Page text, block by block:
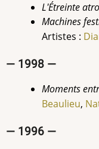
L'Étreinte
Machines
Artistes :
— 1998 —
Moments
Beaulieu,
— 1996 —